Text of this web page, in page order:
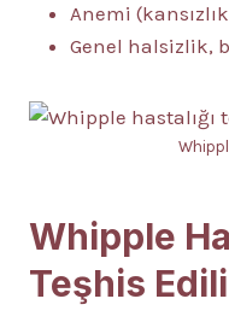
Anemi
Genel halsizlik,
Whipple
Teşhis